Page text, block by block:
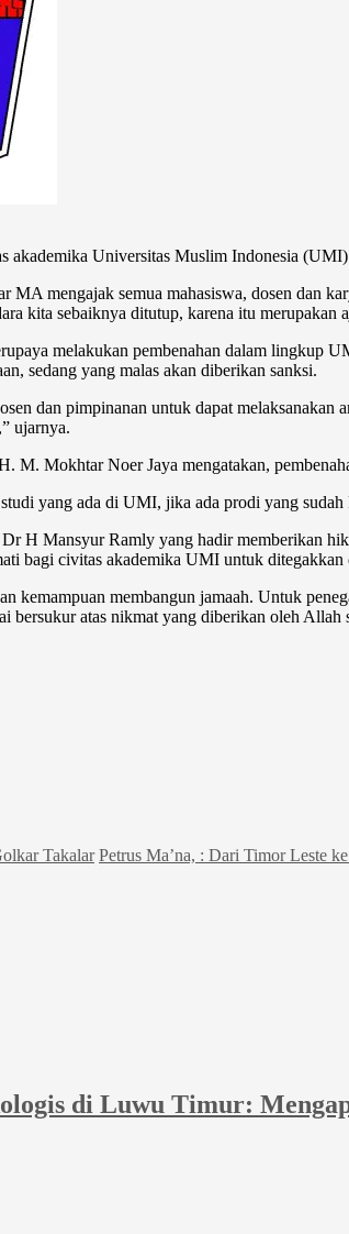
akademika Universitas Muslim Indonesia
mengajak semua mahasiswa, dosen dan
kita sebaiknya ditutup, karena itu merupakan
melakukan pembenahan dalam lingkup
sedang yang malas akan diberikan sanksi.
dan pimpinanan untuk dapat
ujarnya.
M. Mokhtar Noer Jaya mengatakan,
yang ada di UMI, jika ada prodi yang
H Mansyur Ramly yang hadir memberikan
bagi civitas akademika UMI untuk ditegakkan
kemampuan membangun jamaah. Untuk
bersukur atas nikmat yang diberikan oleh
Takalar Petrus Ma’na, : Dari Timor Leste
di Luwu Timur: